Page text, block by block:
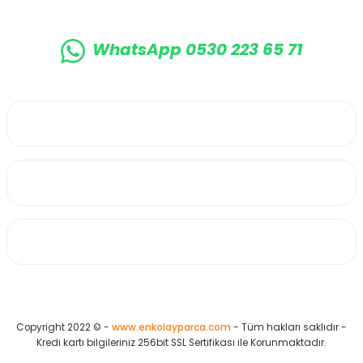
WhatsApp 0530 223 65 71
Copyright 2022 © - www.enkolayparca.com - Tüm hakları saklıdır -
Kredi kartı bilgileriniz 256bit SSL Sertifikası ile Korunmaktadır.